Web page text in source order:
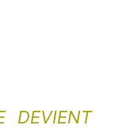
DEVIENT